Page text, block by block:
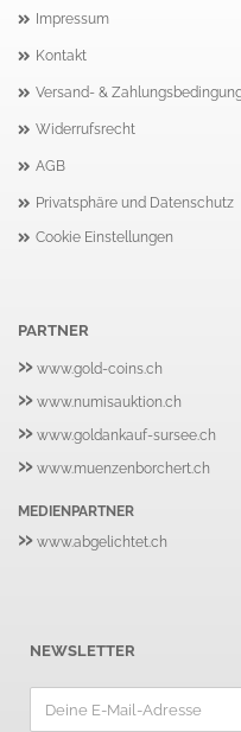
Impressum
Kontakt
Versand- &
Widerrufsrecht
AGB
Privatsphäre und Datenschutz
Cookie Einstellungen
PARTNER
» www.gold-coins.ch
» www.numisauktion.ch
» www.goldankauf-sursee.ch
» www.muenzenborchert.ch
MEDIENPARTNER
» www.abgelichtet.ch
NEWSLETTER